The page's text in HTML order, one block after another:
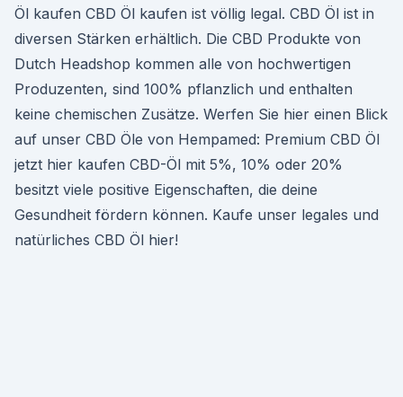
Öl kaufen CBD Öl kaufen ist völlig legal. CBD Öl ist in
diversen Stärken erhältlich. Die CBD Produkte von
Dutch Headshop kommen alle von hochwertigen
Produzenten, sind 100% pflanzlich und enthalten
keine chemischen Zusätze. Werfen Sie hier einen Blick
auf unser CBD Öle von Hempamed: Premium CBD Öl
jetzt hier kaufen CBD-Öl mit 5%, 10% oder 20%
besitzt viele positive Eigenschaften, die deine
Gesundheit fördern können. Kaufe unser legales und
natürliches CBD Öl hier!